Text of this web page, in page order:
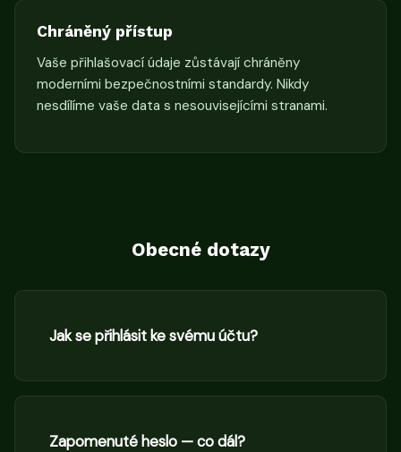
Chráněný přístup
Vaše přihlašovací údaje zůstávají chráněny
moderními bezpečnostními standardy. Nikdy
nesdílíme vaše data s nesouvisejícími stranami.
Obecné dotazy
Jak se přihlásit ke svému účtu?
Zapomenuté heslo — co dál?